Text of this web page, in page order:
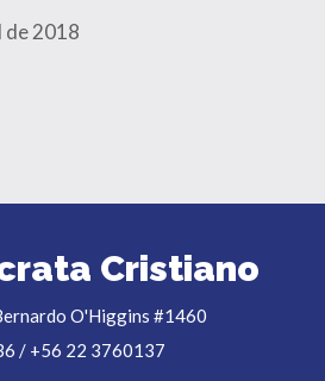
de 2018
Cristiano
O'Higgins #1460
/ +56 22 3760137